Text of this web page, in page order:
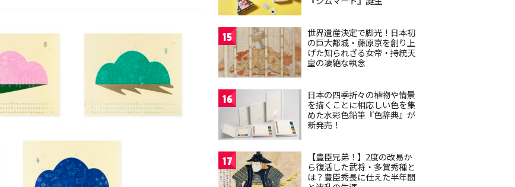
15
世界遺産決定で脚光！日本初
の巨大都城・藤原京を創り上
げた知られざる女帝・持統天
皇の凄絶な執念
16
日本の四季折々の植物や情景
を描くことに相応しい色を集
めた水彩色鉛筆『色辞典』が
新発売！
17
【豊臣兄弟！】2度の改易か
ら復活した武将・多賀秀種と
は？豊臣秀長に仕えた半年間